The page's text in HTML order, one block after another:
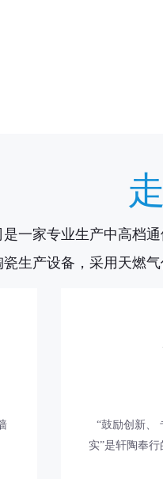
一家专业生产中高档
生产设备，采用天燃
“鼓励创新、
实”是轩陶奉